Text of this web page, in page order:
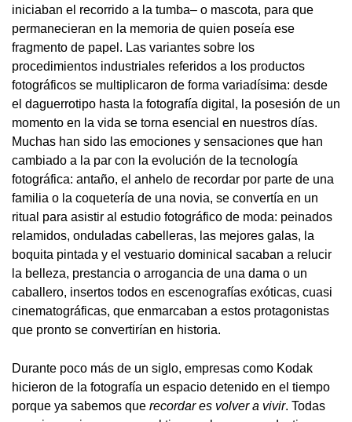
iniciaban el recorrido a la tumba– o mascota, para que
permanecieran en la memoria de quien poseía ese
fragmento de papel. Las variantes sobre los
procedimientos industriales referidos a los productos
fotográficos se multiplicaron de forma variadísima: desde
el daguerrotipo hasta la fotografía digital, la posesión de un
momento en la vida se torna esencial en nuestros días.
Muchas han sido las emociones y sensaciones que han
cambiado a la par con la evolución de la tecnología
fotográfica: antaño, el anhelo de recordar por parte de una
familia o la coquetería de una novia, se convertía en un
ritual para asistir al estudio fotográfico de moda: peinados
relamidos, onduladas cabelleras, las mejores galas, la
boquita pintada y el vestuario dominical sacaban a relucir
la belleza, prestancia o arrogancia de una dama o un
caballero, insertos todos en escenografías exóticas, cuasi
cinematográficas, que enmarcaban a estos protagonistas
que pronto se convertirían en historia.
Durante poco más de un siglo, empresas como Kodak
hicieron de la fotografía un espacio detenido en el tiempo
porque ya sabemos que recordar es volver a vivir. Todas